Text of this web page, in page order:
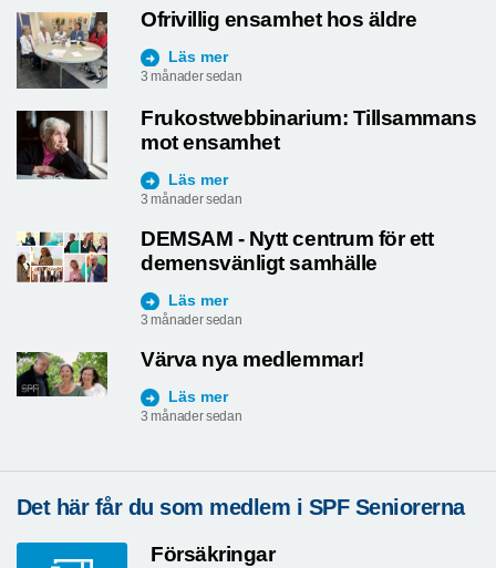
Ofrivillig ensamhet hos äldre
Läs mer
3 månader sedan
Frukostwebbinarium: Tillsammans
mot ensamhet
Läs mer
3 månader sedan
DEMSAM - Nytt centrum för ett
demensvänligt samhälle
Läs mer
3 månader sedan
Värva nya medlemmar!
Läs mer
3 månader sedan
Det här får du som medlem i SPF Seniorerna
Försäkringar